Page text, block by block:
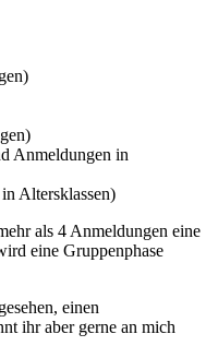
Anmeldungen in
Altersklassen)
als 4 Anmeldungen eine
eine Gruppenphase
einen
ihr aber gerne an mich